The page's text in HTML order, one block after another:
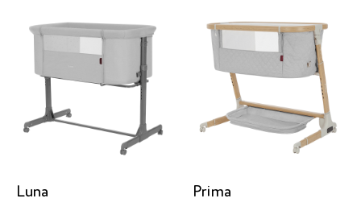
Luna Prima